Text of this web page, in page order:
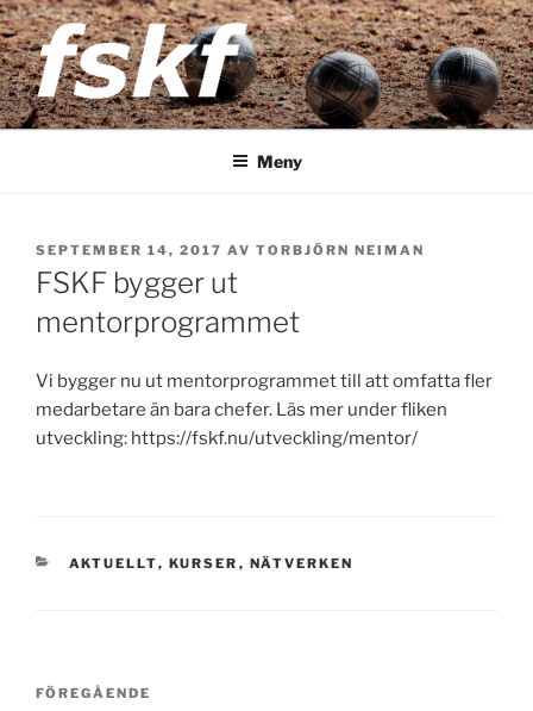
Hoppa
till
innehåll
FSKF
Föreningen Storstockholms kultur- och fritidschefer
Meny
PUBLICERAT
SEPTEMBER 14, 2017 AV TORBJÖRN NEIMAN
FSKF bygger ut
mentorprogrammet
Vi bygger nu ut mentorprogrammet till att omfatta fler
medarbetare än bara chefer. Läs mer under fliken
utveckling: https://fskf.nu/utveckling/mentor/
KATEGORIER
AKTUELLT, KURSER , NÄTVERKEN
Inläggsnavigering
Föregående
FÖREGÅENDE